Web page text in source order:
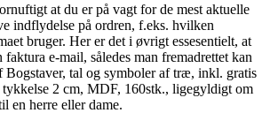
at du er på vagt for de mest aktuelle
indflydelse på ordren, f.eks. hvilken
bruger. Her er det i øvrigt essesentielt, at
e-mail, således man fremadrettet kan
Bogstaver, tal og symboler af træ, inkl. gratis
2 cm, MDF, 160stk., ligegyldigt om
en herre eller dame.